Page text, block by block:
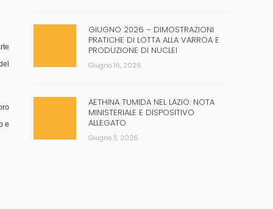
e
GIUGNO 2026 – DIMOSTRAZIONI
PRATICHE DI LOTTA ALLA VARROA E
PRODUZIONE DI NUCLEI
Giugno 16, 2026
AETHINA TUMIDA NEL LAZIO: NOTA
MINISTERIALE E DISPOSITIVO
ALLEGATO
Giugno 11, 2026